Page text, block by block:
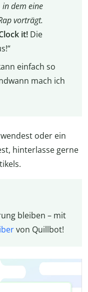
in dem eine
vorträgt.
it! Die
einfach so
mach ich
oder ein
hinterlasse gerne
bleiben – mit
von Quillbot!